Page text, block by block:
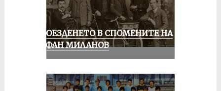
КОЛОЕЗДЕНЕТО В СПОМЕНИТЕ НА
СТЕФАН МИЛАНОВ